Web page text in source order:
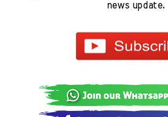
news update.